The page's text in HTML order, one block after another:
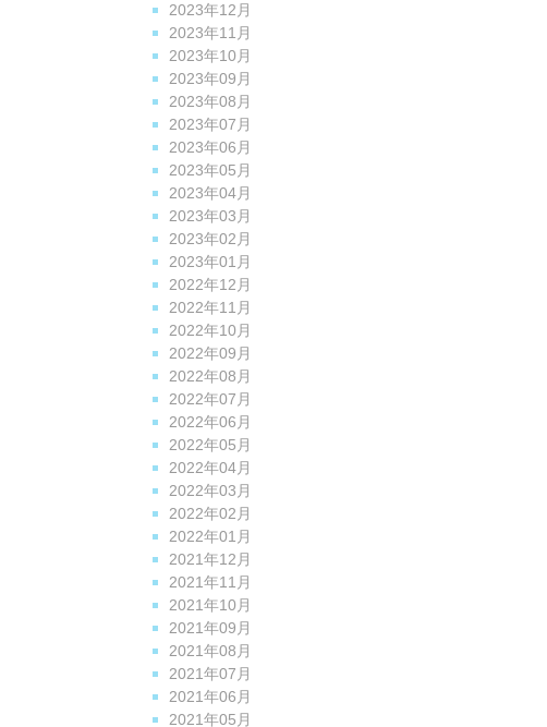
2023年12月
2023年11月
2023年10月
2023年09月
2023年08月
2023年07月
2023年06月
2023年05月
2023年04月
2023年03月
2023年02月
2023年01月
2022年12月
2022年11月
2022年10月
2022年09月
2022年08月
2022年07月
2022年06月
2022年05月
2022年04月
2022年03月
2022年02月
2022年01月
2021年12月
2021年11月
2021年10月
2021年09月
2021年08月
2021年07月
2021年06月
2021年05月